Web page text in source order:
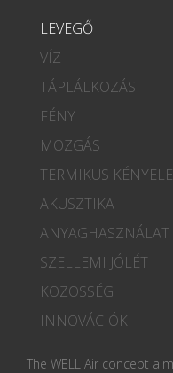
LEVEGŐ
VÍZ
TÁPLÁLKOZÁS
FÉNY
MOZGÁS
TERMIKUS
AKUSZTIKA
ANYAGHASZNÁLAT
SZELLEMI JÓLÉT
KÖZÖSSÉG
INNOVÁCIÓK
The WELL Air concept